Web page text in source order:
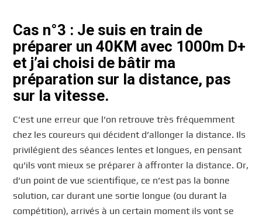
Cas n°3 : Je suis en train de
préparer un 40KM avec 1000m D+
et j’ai choisi de bâtir ma
préparation sur la distance, pas
sur la vitesse.
C’est une erreur que l’on retrouve très fréquemment
chez les coureurs qui décident d’allonger la distance. Ils
privilégient des séances lentes et longues, en pensant
qu’ils vont mieux se préparer à affronter la distance. Or,
d’un point de vue scientifique, ce n’est pas la bonne
solution, car durant une sortie longue (ou durant la
compétition), arrivés à un certain moment ils vont se